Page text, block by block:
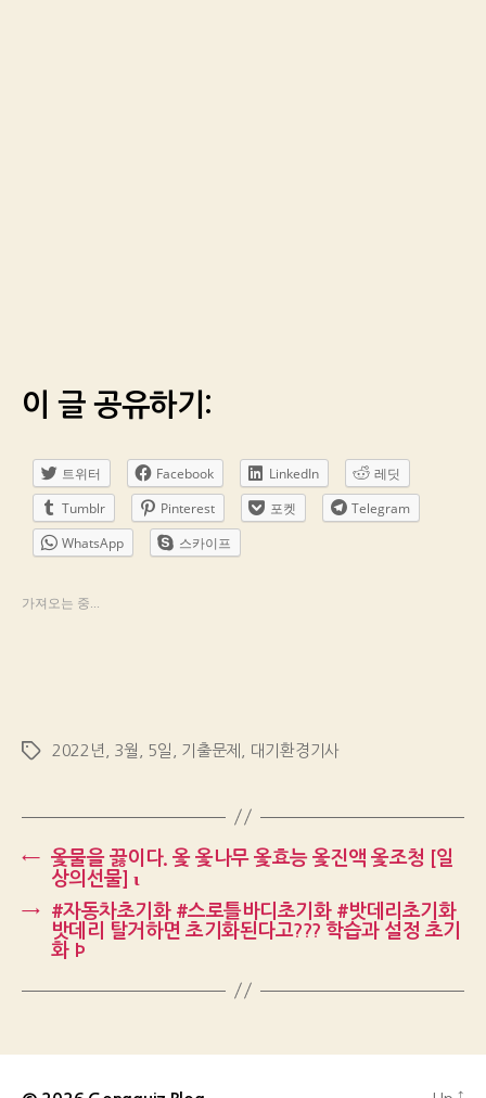
이 글 공유하기:
트위터 Facebook LinkedIn
레딧
Tumblr
Pinterest 포켓
Telegram
WhatsApp
스카이프
가져오는 중...
Tags 2022년 3월 5일 기출문제 대기환경기사
← 옻물을 끓이다. 옻 옻나무 옻효능 옻진액 옻조청 [일
상의선물] ι
→
#자동차초기화 #스로틀바디초기화 #밧데리초기화
밧데리 탈거하면 초기화된다고??? 학습과 설정 초기
화 Þ